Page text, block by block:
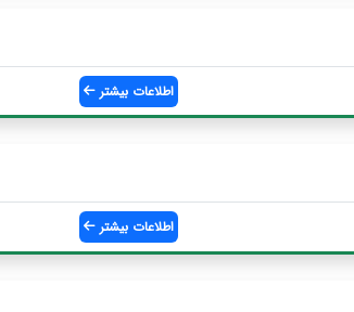
اطلاعات بیشتر
اطلاعات بیشتر